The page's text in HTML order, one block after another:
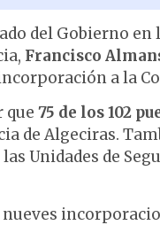
del Gobierno en
Francisco
a la
que 75 de los 102
de Algeciras.
Unidades de